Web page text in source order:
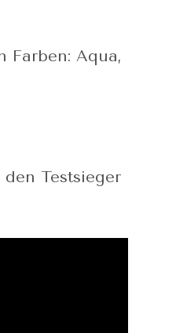
Farben: Aqua,
Testsieger